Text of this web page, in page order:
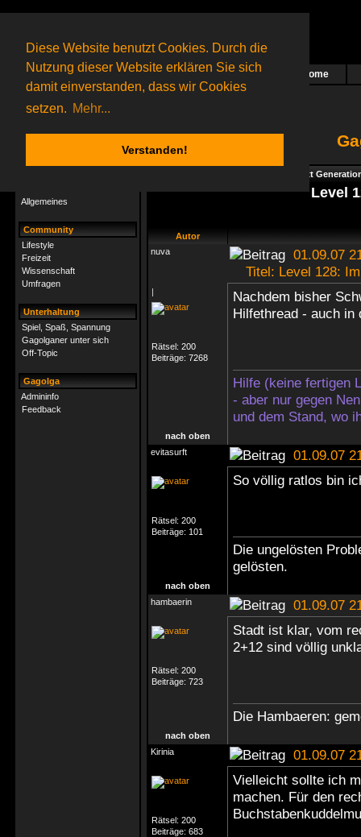
Diese Website benutzt Cookies. Durch die
Nutzung dieser Website erklären Sie sich
damit einverstanden, dass wir Cookies
setzen. Mehr...
Verstanden!
Das nächste Rätsel ist in Arbeit Home
17 Gagolganeronline(0 registrierte und 17 Gäste)
Gagolganer:
9732Rätsel online:
Allgemeines
Community
Lifestyle
Freizeit
Wissenschaft
Umfragen
Unterhaltung
Spiel, Spaß, Spannung
Gagolganer unter sich
Off-Topic
Gagolga
Admininfo
Feedback
Gagolga - Next
Level
Autor
nuva
01.09.07
Titel: Level 128:
|
Rätsel: 200
Beiträge: 7268
Nachdem bisher
Hilfethread - auch
Hilfe (keine fertigen
- aber nur gegen
und dem Stand, wo
nach oben
evitasurft
01.09.07
Rätsel: 200
Beiträge: 101
So völlig ratlos bin
Die ungelösten
gelösten.
nach oben
hambaerin
01.09.07
Rätsel: 200
Beiträge: 723
Stadt ist klar, vom
2+12 sind völlig
Die Hambaeren:
nach oben
Kirinia
01.09.07
Rätsel: 200
Beiträge: 683
Vielleicht sollte ich
machen. Für den